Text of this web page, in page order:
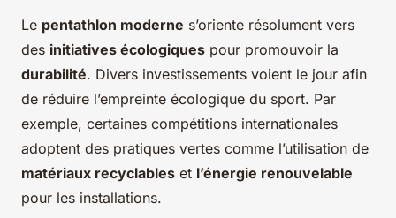
Le pentathlon moderne s’oriente résolument vers
des initiatives écologiques pour promouvoir la
durabilité. Divers investissements voient le jour afin
de réduire l’empreinte écologique du sport. Par
exemple, certaines compétitions internationales
adoptent des pratiques vertes comme l’utilisation de
matériaux recyclables et l’énergie renouvelable
pour les installations.